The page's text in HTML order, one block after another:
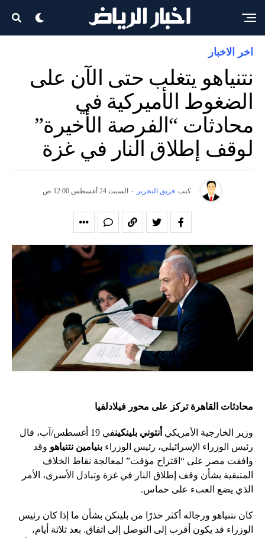
اخر الاخبار
نتنياهو يتغلب حتى الآن على
الضغوط الأميركية في
محادثات “الفرصة الأخيرة”
لوقف إطلاق النار في غزة
كتب فريق التحرير - السبت 24 أغسطس 12:00 ص
محادثات القاهرة تركز على محور فيلادلفيا
وزير الخارجية الأمريكي أنتوني بلينكين
في 19 أغسطس/آب، قال
رئيس الوزراء الإسرائيلي، رئيس الوزراء بنيامين نتنياهو وقد
وافقت مصر على “اقتراح مؤقت” لمعالجة نقاط الخلاف
المتبقية بشأن وقف إطلاق النار في غزة وتبادل الأسرى، الأمر
الذي يضع العبء على حماس.
كان نتنياهو ورجاله أكثر حذرًا من بلينكن بشأن ما إذا كان رئيس
الوزراء قد يكون أقرب إلى التوصل إلى اتفاق. بعد ثلاثة أيام،